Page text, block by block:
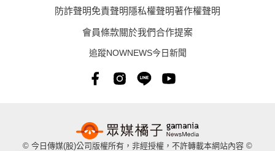
防詐聲明免責聲明隱私權聲明著作權聲明
會員條款關於我們合作提案
追蹤NOWNEWS今日新聞
© 今日傳媒(股)公司版權所有，非經授權，不許轉載本網站內容 ©